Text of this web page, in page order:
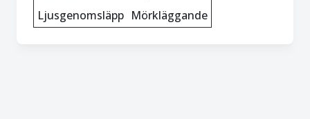
Ljusgenomsläpp Mörkläggande